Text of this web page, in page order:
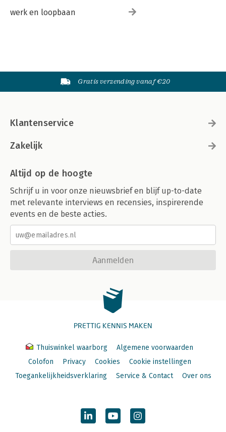
werk en loopbaan
Gratis verzending vanaf €20
Klantenservice
Zakelijk
Altijd op de hoogte
Schrijf u in voor onze nieuwsbrief en blijf up-to-date
met relevante interviews en recensies, inspirerende
events en de beste acties.
Aanmelden
PRETTIG KENNIS MAKEN
Thuiswinkel waarborg
Algemene voorwaarden
Colofon
Privacy Cookies
Cookie instellingen
Toegankelijkheidsverklaring
Service & Contact Over ons